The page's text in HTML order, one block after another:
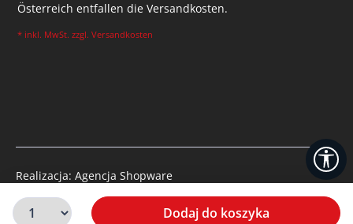
Österreich entfallen die Versandkosten.
* inkl. MwSt. zzgl. Versandkosten
© 2026 McDart
Realizacja: Agencja Shopware
Dodaj do koszyka